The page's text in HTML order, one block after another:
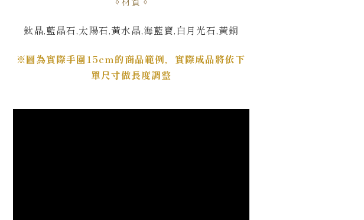
鈦晶,藍晶石,太陽石,黃水晶,海藍寶,白月光石,黃銅
※圖為實際手圍15cm的商品範例，實際成品將依下
單尺寸做長度調整